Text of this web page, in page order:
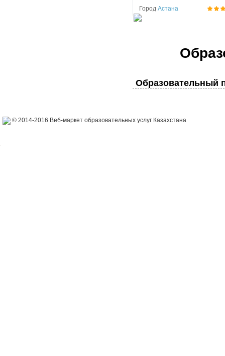
Город Астана
Образовательный
© 2014-2016 Веб-маркет образовательных услуг Казахстана